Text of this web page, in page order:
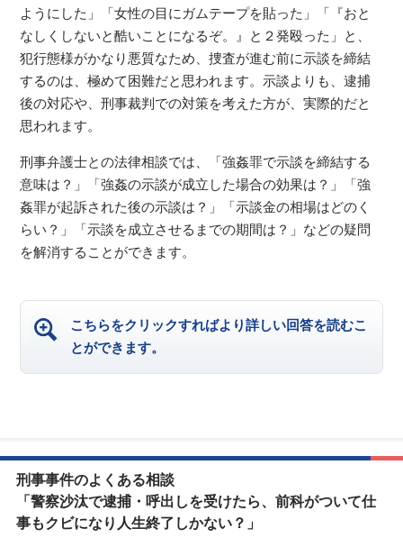
ようにした」「女性の目にガムテープを貼った」「『おと
なしくしないと酷いことになるぞ。』と２発殴った」と、
犯行態様がかなり悪質なため、捜査が進む前に示談を締結
するのは、極めて困難だと思われます。示談よりも、逮捕
後の対応や、刑事裁判での対策を考えた方が、実際的だと
思われます。
刑事弁護士との法律相談では、「強姦罪で示談を締結する
意味は？」「強姦の示談が成立した場合の効果は？」「強
姦罪が起訴された後の示談は？」「示談金の相場はどのく
らい？」「示談を成立させるまでの期間は？」などの疑問
を解消することができます。
こちらをクリックすればより詳しい回答を読むこ
とができます。
刑事事件のよくある相談
「警察沙汰で逮捕・呼出しを受けたら、前科がついて仕
事もクビになり人生終了しかない？」